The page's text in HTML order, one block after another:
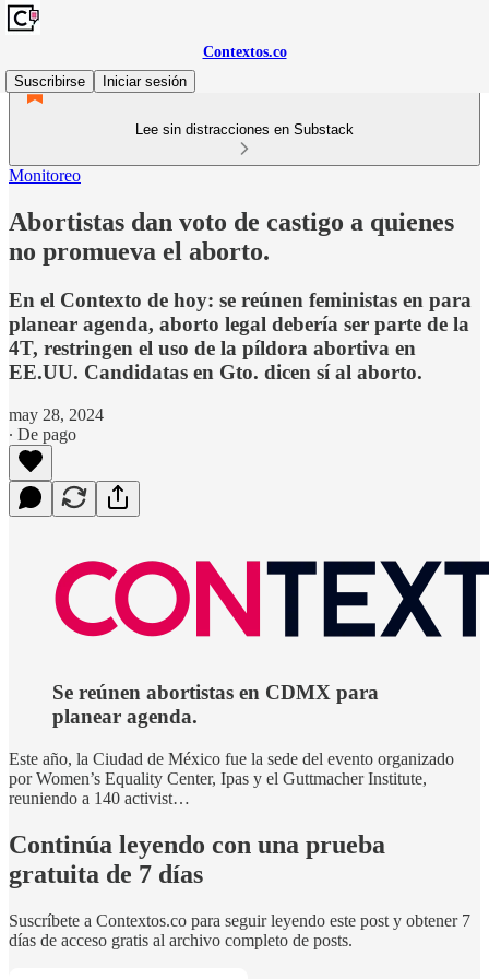
Contextos.co
Suscribirse
Iniciar sesión
Lee sin distracciones en Substack
Monitoreo
Abortistas dan voto de castigo a quienes
no promueva el aborto.
En el Contexto de hoy: se reúnen feministas en para
planear agenda, aborto legal debería ser parte de la
4T, restringen el uso de la píldora abortiva en
EE.UU. Candidatas en Gto. dicen sí al aborto.
may 28, 2024
∙ De pago
Se reúnen abortistas en CDMX para
planear agenda.
Este año, la Ciudad de México fue la sede del evento organizado
por Women’s Equality Center, Ipas y el Guttmacher Institute,
reuniendo a 140 activist…
Continúa leyendo con una prueba
gratuita de 7 días
Suscríbete a Contextos.co para seguir leyendo este post y obtener 7
días de acceso gratis al archivo completo de posts.